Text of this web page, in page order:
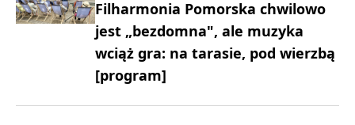
Filharmonia Pomorska chwilowo
jest „bezdomna", ale muzyka
wciąż gra: na tarasie, pod wierzbą
[program]